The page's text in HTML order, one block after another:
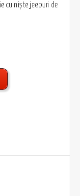
cu niște jeepuri de